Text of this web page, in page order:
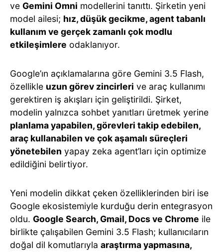
ve Gemini Omni modellerini tanıttı. Şirketin yeni
model ailesi; hız, düşük gecikme, agent tabanlı
kullanım ve gerçek zamanlı çok modlu
etkileşimlere odaklanıyor.
Google’ın açıklamalarına göre Gemini 3.5 Flash,
özellikle uzun görev zincirleri ve araç kullanımı
gerektiren iş akışları için geliştirildi. Şirket,
modelin yalnızca sohbet yanıtları üretmek yerine
planlama yapabilen, görevleri takip edebilen,
araç kullanabilen ve çok aşamalı süreçleri
yönetebilen yapay zeka agent’ları için optimize
edildiğini belirtiyor.
Yeni modelin dikkat çeken özelliklerinden biri ise
Google ekosistemiyle kurduğu derin entegrasyon
oldu. Google Search, Gmail, Docs ve Chrome ile
birlikte çalışabilen Gemini 3.5 Flash; kullanıcıların
doğal dil komutlarıyla araştırma yapmasına,